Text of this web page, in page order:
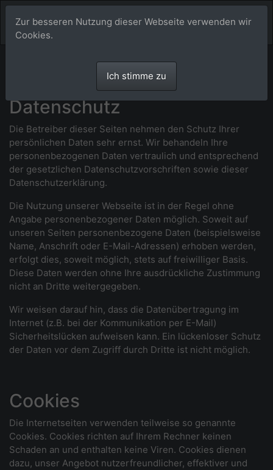
Datenschutzerklärung
Datenschutz
Die Betreiber dieser Seiten nehmen den Schutz Ihrer
persönlichen Daten sehr ernst. Wir behandeln Ihre
personenbezogenen Daten vertraulich und entsprechend
der gesetzlichen Datenschutzvorschriften sowie dieser
Datenschutzerklärung.
Die Nutzung unserer Webseite ist in der Regel ohne
Angabe personenbezogener Daten möglich. Soweit auf
unseren Seiten personenbezogene Daten (beispielsweise
Name, Anschrift oder E-Mail-Adressen) erhoben werden,
erfolgt dies, soweit möglich, stets auf freiwilliger Basis.
Diese Daten werden ohne Ihre ausdrückliche Zustimmung
nicht an Dritte weitergegeben.
Wir weisen darauf hin, dass die Datenübertragung im
Internet (z.B. bei der Kommunikation per E-Mail)
Sicherheitslücken aufweisen kann. Ein lückenloser Schutz
der Daten vor dem Zugriff durch Dritte ist nicht möglich.
Cookies
Die Internetseiten verwenden teilweise so genannte
Cookies. Cookies richten auf Ihrem Rechner keinen
Schaden an und enthalten keine Viren. Cookies dienen
dazu, unser Angebot nutzerfreundlicher, effektiver und
Zur besseren Nutzung dieser Webseite verwenden wir
Cookies.
Ich stimme zu